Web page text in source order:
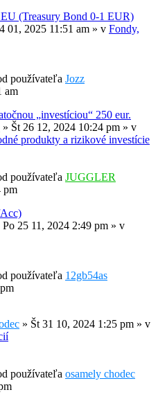
(Treasury Bond 0-1 EUR)
01, 2025 11:51 am » v Fondy,
používateľa Jozz
am
„investíciou“ 250 eur.
» Št 26 12, 2024 10:24 pm » v
produkty a rizikové investície
používateľa JUGGLER
pm
Po 25 11, 2024 2:49 pm » v
používateľa 12gb54as
» Št 31 10, 2024 1:25 pm » v
používateľa osamely chodec